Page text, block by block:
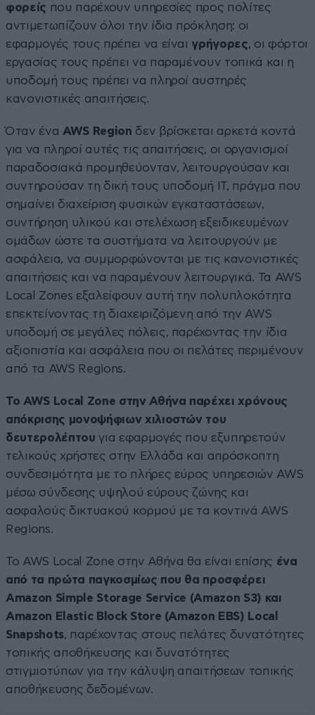
φορείς που παρέχουν υπηρεσίες προς πολίτες
αντιμετωπίζουν όλοι την ίδια πρόκληση: οι
εφαρμογές τους πρέπει να είναι γρήγορες, οι φόρτοι
εργασίας τους πρέπει να παραμένουν τοπικά και η
υποδομή τους πρέπει να πληροί αυστηρές
κανονιστικές απαιτήσεις.
Όταν ένα AWS Region δεν βρίσκεται αρκετά κοντά
για να πληροί αυτές τις απαιτήσεις, οι οργανισμοί
παραδοσιακά προμηθεύονταν, λειτουργούσαν και
συντηρούσαν τη δική τους υποδομή IT, πράγμα που
σημαίνει διαχείριση φυσικών εγκαταστάσεων,
συντήρηση υλικού και στελέχωση εξειδικευμένων
ομάδων ώστε τα συστήματα να λειτουργούν με
ασφάλεια, να συμμορφώνονται με τις κανονιστικές
απαιτήσεις και να παραμένουν λειτουργικά. Τα AWS
Local Zones εξαλείφουν αυτή την πολυπλοκότητα
επεκτείνοντας τη διαχειριζόμενη από την AWS
υποδομή σε μεγάλες πόλεις, παρέχοντας την ίδια
αξιοπιστία και ασφάλεια που οι πελάτες περιμένουν
από τα AWS Regions.
Το AWS Local Zone στην Αθήνα παρέχει χρόνους
απόκρισης μονοψήφιων χιλιοστών του
δευτερολέπτουγια εφαρμογές που εξυπηρετούν
τελικούς χρήστες στην Ελλάδα και απρόσκοπτη
συνδεσιμότητα με το πλήρες εύρος υπηρεσιών AWS
μέσω σύνδεσης υψηλού εύρους ζώνης και
ασφαλούς δικτυακού κορμού με τα κοντινά AWS
Regions.
Το AWS Local Zone στην Αθήνα θα είναι επίσης ένα
από τα πρώτα παγκοσμίως που θα προσφέρει
Amazon Simple Storage Service (Amazon S3) και
Amazon Elastic Block Store (Amazon EBS) Local
Snapshots, παρέχοντας στους πελάτες δυνατότητες
τοπικής αποθήκευσης και δυνατότητες
στιγμιοτύπων για την κάλυψη απαιτήσεων τοπικής
αποθήκευσης δεδομένων.